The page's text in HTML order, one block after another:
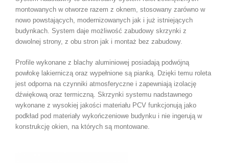
montowanych w otworze razem z oknem, stosowany zarówno w
nowo powstających, modernizowanych jak i już istniejących
budynkach. System daje możliwość zabudowy skrzynki z
dowolnej strony, z obu stron jak i montaż bez zabudowy.
Profile wykonane z blachy aluminiowej posiadają podwójną
powłokę lakierniczą oraz wypełnione są pianką. Dzięki temu roleta
jest odporna na czynniki atmosferyczne i zapewniają izolację
dźwiękową oraz termiczną. Skrzynki systemu nadstawnego
wykonane z wysokiej jakości materiału PCV funkcjonują jako
podkład pod materiały wykończeniowe budynku i nie ingerują w
konstrukcję okien, na których są montowane.